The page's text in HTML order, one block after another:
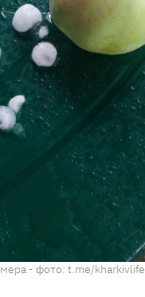
- фото: t.me/kharkivlife